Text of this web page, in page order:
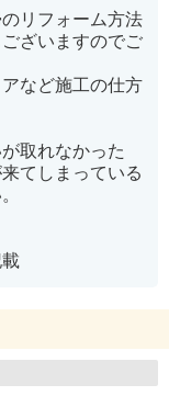
リフォーム方法
ざいますのでご
など施工の仕方
取れなかった
てしまっている